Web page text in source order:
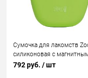
Сумочка для лакомств
силиконовая с
замком (САЛАТОВАЯ)
792 руб. / шт